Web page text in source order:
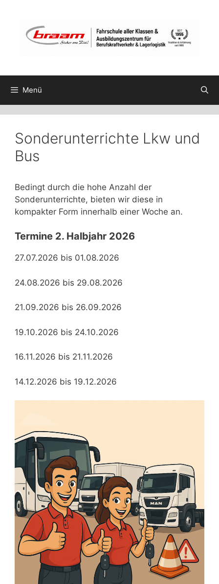
springen
Menü
Sonderunterrichte Lkw und
Bus
Bedingt durch die hohe Anzahl der
Sonderunterrichte, bieten wir diese in
kompakter Form innerhalb einer Woche an.
Termine 2. Halbjahr 2026
27.07.2026 bis 01.08.2026
24.08.2026 bis 29.08.2026
21.09.2026 bis 26.09.2026
19.10.2026 bis 24.10.2026
16.11.2026 bis 21.11.2026
14.12.2026 bis 19.12.2026